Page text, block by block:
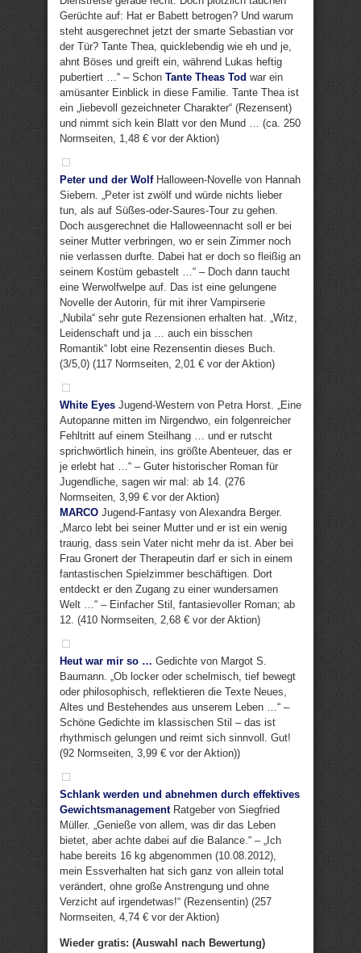
Gerüchte auf: Hat er Babett betrogen? Und warum
steht ausgerechnet jetzt der smarte Sebastian vor
der Tür? Tante Thea, quicklebendig wie eh und je,
ahnt Böses und greift ein, während Lukas heftig
pubertiert …“ – Schon Tante Theas Tod war ein
amüsanter Einblick in diese Familie. Tante Thea ist
ein „liebevoll gezeichneter Charakter“ (Rezensent)
und nimmt sich kein Blatt vor den Mund … (ca. 250
Normseiten, 1,48 € vor der Aktion)
Peter und der WolfHalloween-Novelle von Hannah
Siebern. „Peter ist zwölf und würde nichts lieber
tun, als auf Süßes-oder-Saures-Tour zu gehen.
Doch ausgerechnet die Halloweennacht soll er bei
seiner Mutter verbringen, wo er sein Zimmer noch
nie verlassen durfte. Dabei hat er doch so fleißig an
seinem Kostüm gebastelt …“ – Doch dann taucht
eine Werwolfwelpe auf. Das ist eine gelungene
Novelle der Autorin, für mit ihrer Vampirserie
„Nubila“ sehr gute Rezensionen erhalten hat. „Witz,
Leidenschaft und ja … auch ein bisschen
Romantik“ lobt eine Rezensentin dieses Buch.
(3/5,0) (117 Normseiten, 2,01 € vor der Aktion)
White Eyes Jugend-Western von Petra Horst. „Eine
Autopanne mitten im Nirgendwo, ein folgenreicher
Fehltritt auf einem Steilhang … und er rutscht
sprichwörtlich hinein, ins größte Abenteuer, das er
je erlebt hat …“ – Guter historischer Roman für
Jugendliche, sagen wir mal: ab 14. (276
Normseiten, 3,99 € vor der Aktion)
MARCO Jugend-Fantasy von Alexandra Berger.
„Marco lebt bei seiner Mutter und er ist ein wenig
traurig, dass sein Vater nicht mehr da ist. Aber bei
Frau Gronert der Therapeutin darf er sich in einem
fantastischen Spielzimmer beschäftigen. Dort
entdeckt er den Zugang zu einer wundersamen
Welt …“ – Einfacher Stil, fantasievoller Roman; ab
12. (410 Normseiten, 2,68 € vor der Aktion)
Heut war mir so … Gedichte von Margot S.
Baumann. „Ob locker oder schelmisch, tief bewegt
oder philosophisch, reflektieren die Texte Neues,
Altes und Bestehendes aus unserem Leben …“ –
Schöne Gedichte im klassischen Stil – das ist
rhythmisch gelungen und reimt sich sinnvoll. Gut!
(92 Normseiten, 3,99 € vor der Aktion))
Schlank werden und abnehmen durch effektives
GewichtsmanagementRatgeber von Siegfried
Müller. „Genieße von allem, was dir das Leben
bietet, aber achte dabei auf die Balance.“ – „Ich
habe bereits 16 kg abgenommen (10.08.2012),
mein Essverhalten hat sich ganz von allein total
verändert, ohne große Anstrengung und ohne
Verzicht auf irgendetwas!“ (Rezensentin) (257
Normseiten, 4,74 € vor der Aktion)
Wieder gratis: (Auswahl nach Bewertung)